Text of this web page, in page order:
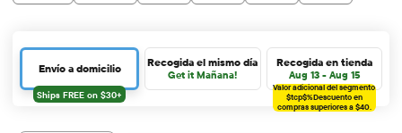
Envío a domicilio Recogida el mismo día
Get it Mañana!
Recogida en tienda
Aug 13 - Aug 15
Valor adicional del segmento
$tcp$%Descuento en
compras superiores a $40.